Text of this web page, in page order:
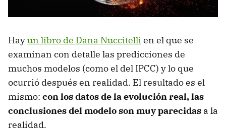
Hayun libro de Dana Nuccitelli en el que se
examinan con detalle las predicciones de
muchos modelos (como el del IPCC) y lo que
ocurrió después en realidad. El resultado es el
mismo: con los datos de la evolución real, las
conclusiones del modelo son muy parecidas a la
realidad.